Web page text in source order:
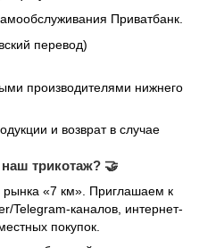
Приватбанк.
перевод)
производителями нижнего
и возврат в случае
трикотаж? 🤝
«7 км». Приглашаем к
Telegram-каналов, интернет-
покупок.